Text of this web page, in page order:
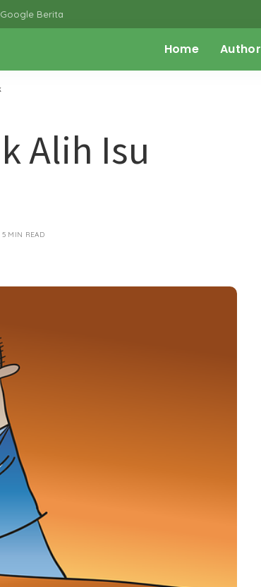
Google Berita
Home Author
Alih Isu
5 MIN READ